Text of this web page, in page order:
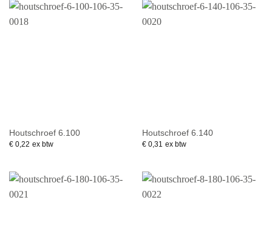
Houtschroef 6.100
€0,22 ex btw
Houtschroef 6.140
€0,31 ex btw